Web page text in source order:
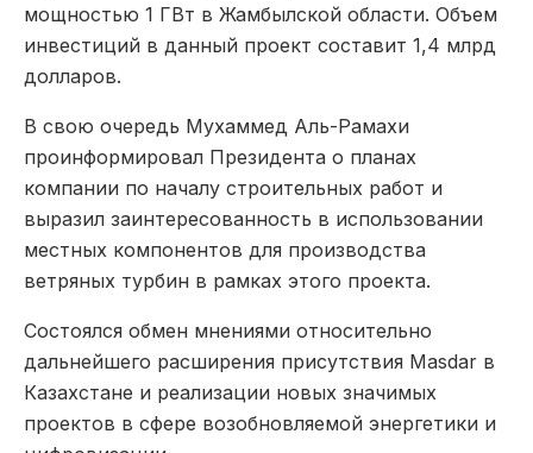
мощностью 1 ГВт в Жамбылской области. Объем
инвестиций в данный проект составит 1,4 млрд
долларов.
В свою очередь Мухаммед Аль-Рамахи
проинформировал Президента о планах
компании по началу строительных работ и
выразил заинтересованность в использовании
местных компонентов для производства
ветряных турбин в рамках этого проекта.
Состоялся обмен мнениями относительно
дальнейшего расширения присутствия Masdar в
Казахстане и реализации новых значимых
проектов в сфере возобновляемой энергетики и